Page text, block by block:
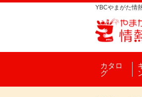
YBCやまがた情
カタロ
グ